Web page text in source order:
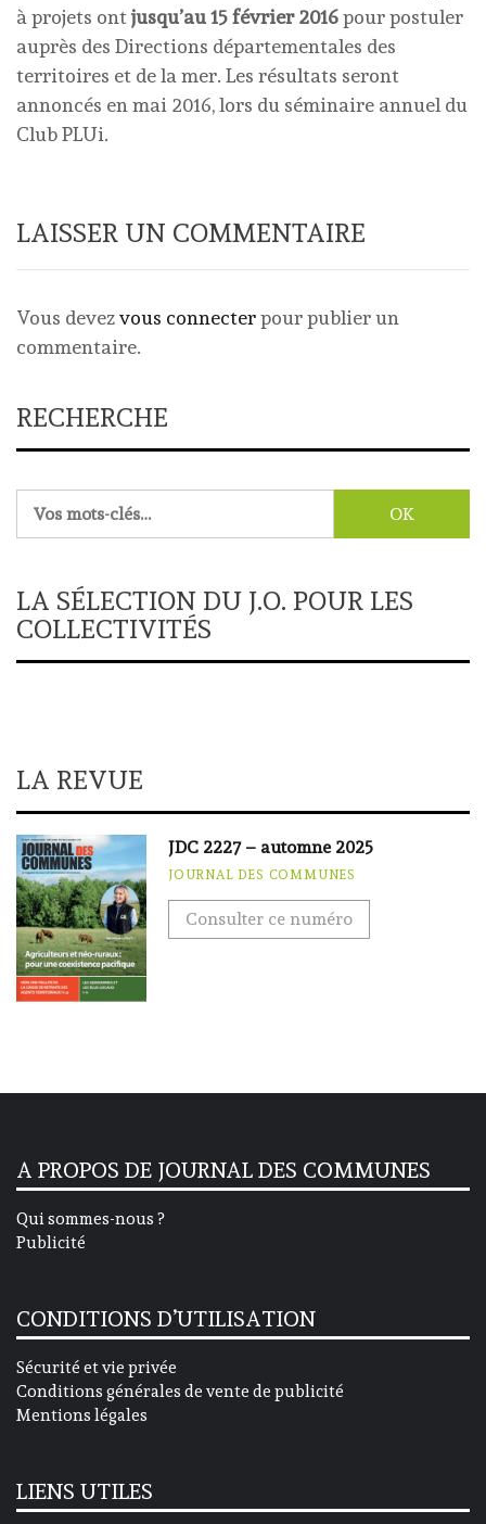
à projets ontjusqu’au 15 février 2016pour postuler
auprès des Directions départementales des
territoires et de la mer. Les résultats seront
annoncés en mai 2016, lors du séminaire annuel du
Club PLUi.
LAISSER UN COMMENTAIRE
Vous devezvous connecterpour publier un
commentaire.
RECHERCHE
LA SÉLECTION DU J.O. POUR LES
COLLECTIVITÉS
LA REVUE
JDC 2227 – automne 2025
JOURNAL DES COMMUNES
Consulter ce numéro
A PROPOS DE JOURNAL DES COMMUNES
Qui sommes-nous ?
Publicité
CONDITIONS D’UTILISATION
Sécurité et vie privée
Conditions générales de vente de publicité
Mentions légales
LIENS UTILES